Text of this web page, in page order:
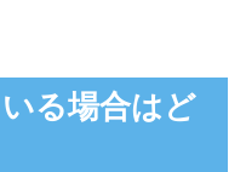
る場合はど